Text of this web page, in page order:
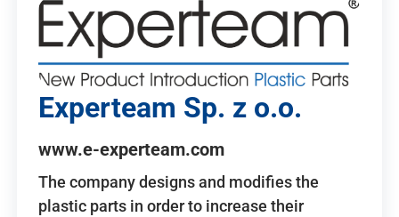
Experteam Sp. z o.o.
www.e-experteam.com
The company designs and modifies the
plastic parts in order to increase their